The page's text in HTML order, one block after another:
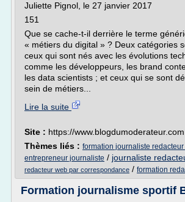
Juliette Pignol, le 27 janvier 2017
151
Que se cache-t-il derrière le terme
« métiers du digital » ? Deux catégories
ceux qui sont nés avec les évolutions
comme les développeurs, les brand
les data scientists ; et ceux qui se sont
sein de métiers...
Lire la suite
Site : https://www.blogdumoderateur.com
Thèmes liés : formation journaliste
entrepreneur journaliste / journaliste
redacteur web par correspondance / formation
Formation journalisme sportif